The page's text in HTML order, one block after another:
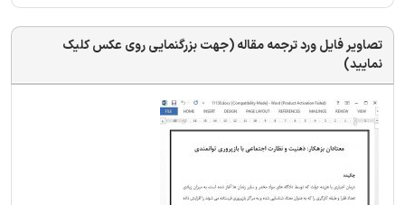
تصاویر فایل ورد ترجمه مقاله (جهت بزرگنمایی روی عکس کلیک
نمایید)